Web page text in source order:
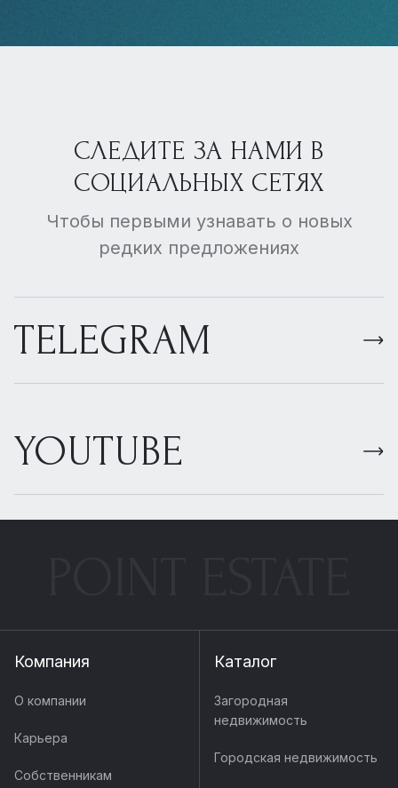
СЛЕДИТЕ ЗА НАМИ В
СОЦИАЛЬНЫХ СЕТЯХ
Чтобы первыми узнавать о новых
редких предложениях
TELEGRAM
YOUTUBE
Компания
О компании
Карьера
Собственникам
Каталог
Загородная
недвижимость
Городская недвижимость